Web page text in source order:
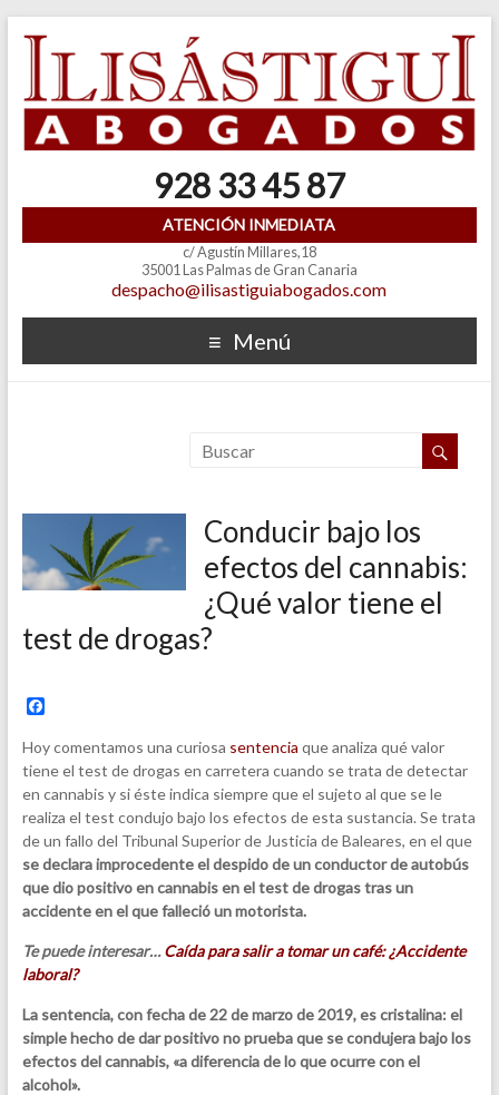
928 33 45 87
ATENCIÓN INMEDIATA
c/ Agustín Millares,18
35001 Las Palmas de Gran Canaria
despacho@ilisastiguiabogados.com
Menú
Conducir bajo los
efectos del cannabis:
¿Qué valor tiene el
test de drogas?
F
c
e
b
o
o
k
Hoy comentamos una curiosa sentencia que analiza qué valor
tiene el test de drogas en carretera cuando se trata de detectar
en cannabis y si éste indica siempre que el sujeto al que se le
realiza el test condujo bajo los efectos de esta sustancia. Se trata
de un fallo del Tribunal Superior de Justicia de Baleares, en el que
se declara improcedente el despido de un conductor de autobús
que dio positivo en cannabis en el test de drogas tras un
accidente en el que falleció un motorista.
Te puede interesar…Caída para salir a tomar un café: ¿Accidente
laboral?
La sentencia,confecha de 22 de marzo de 2019, es cristalina: el
simple hecho de dar positivo no prueba que se condujera bajo los
efectos del cannabis, «a diferencia de lo que ocurre con el
alcohol».